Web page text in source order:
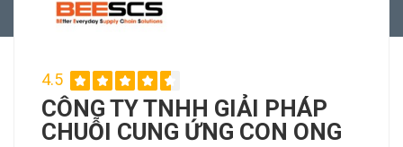
4.5
CÔNG TY TNHH GIẢI PHÁP
CHUỖI CUNG ỨNG CON ONG